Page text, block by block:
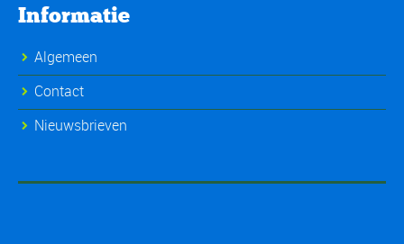
Informatie
Algemeen
Contact
Nieuwsbrieven